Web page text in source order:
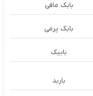
بابک مافی
بابک پرمی
بابیک
باربد